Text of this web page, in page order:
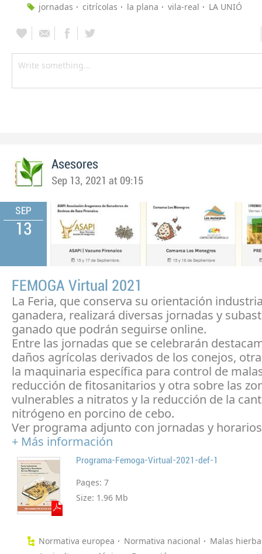
jornadas citrícolas la plana vila-real LA UNIÓ
Asesores
Sep 13, 2021 at 09:15
SEP
13
FEMOGA Virtual 2021
La Feria, que conserva su orientación
ganadera, realizará diversas jornadas y
ganado que podrán seguirse online.
Entre las jornadas que se celebrarán
daños agrícolas derivados de los conejos,
la maquinaria específica para control de
reducción de fitosanitarios y otra sobre las
vulnerables a nitratos y la reducción de la
nitrógeno en porcino de cebo.
Ver programa adjunto con jornadas y
+ Más información
Programa-Femoga-Virtual-2021-def-1
Pages: 7
Size: 1.96 Mb
Normativa europea Normativa nacional
Malas